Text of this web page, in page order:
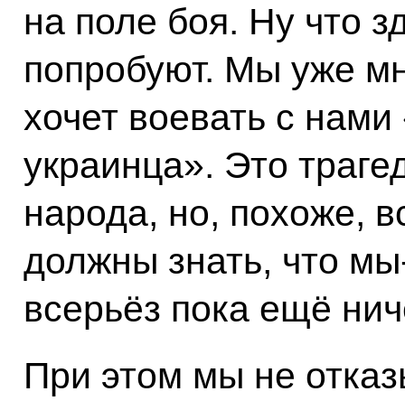
на поле боя. Ну что
попробуют. Мы уже
хочет воевать с
украинца». Это
народа, но, похоже,
должны знать, что
всерьёз пока ещё
При этом мы не